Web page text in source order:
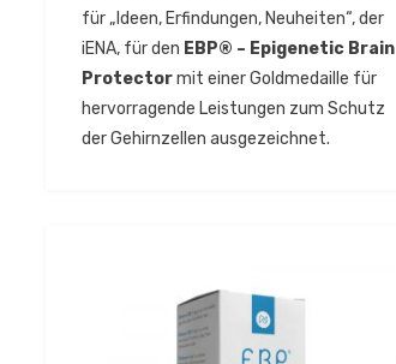
für „Ideen, Erfindungen, Neuheiten“, der
iENA, für den EBP® – Epigenetic Brain
Protectormit einer Goldmedaille für
hervorragende Leistungen zum Schutz
der Gehirnzellen ausgezeichnet.